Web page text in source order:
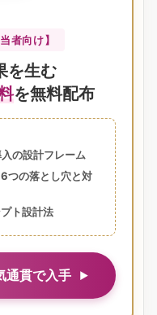
者向け】
を生む
を無料配布
の設計フレーム
6つの落とし穴と対
ト設計法
通貫で入手